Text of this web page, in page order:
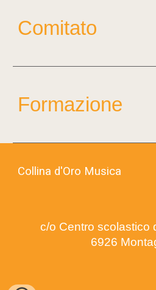
Comitato
Formazione
Collina d'Oro Musica
c/o Centro scolastico
6926